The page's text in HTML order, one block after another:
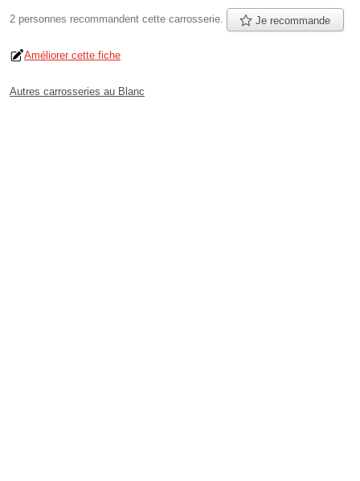
2 personnes recommandent cette carrosserie. Je recommande
Améliorer cette fiche
Autres carrosseries au Blanc